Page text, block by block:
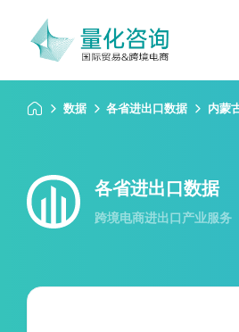
数据 各省进出口数据 内蒙
各省进出口数据
跨境电商进出口产业服务